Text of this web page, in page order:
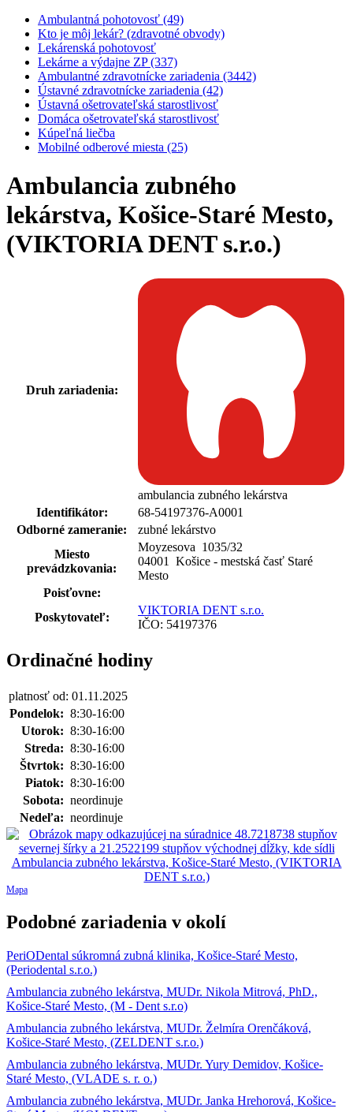
Ambulantná pohotovosť (49)
Kto je môj lekár? (zdravotné obvody)
Lekárenská pohotovosť
Lekárne a výdajne ZP (337)
Ambulantné zdravotnícke zariadenia (3442)
Ústavné zdravotnícke zariadenia (42)
Ústavná ošetrovateľská starostlivosť
Domáca ošetrovateľská starostlivosť
Kúpeľná liečba
Mobilné odberové miesta (25)
Ambulancia zubného
lekárstva, Košice-Staré Mesto,
(VIKTORIA DENT s.r.o.)
Druh zariadenia:
ambulancia zubného lekárstva
Identifikátor:
68-54197376-A0001
Odborné zameranie:
zubné lekárstvo
Miesto
prevádzkovania:
Moyzesova 1035/32
04001 Košice - mestská časť Staré
Mesto
Poisťovne:
Poskytovateľ:
VIKTORIA DENT s.r.o.
IČO: 54197376
Ordinačné hodiny
platnosť od: 01.11.2025
Pondelok: 8:30-16:00
Utorok: 8:30-16:00
Streda: 8:30-16:00
Štvrtok: 8:30-16:00
Piatok: 8:30-16:00
Sobota: neordinuje
Nedeľa: neordinuje
Mapa
Podobné zariadenia v okolí
PeriODental súkromná zubná klinika, Košice-Staré Mesto,
(Periodental s.r.o.)
Ambulancia zubného lekárstva, MUDr. Nikola Mitrová, PhD.,
Košice-Staré Mesto, (M - Dent s.r.o)
Ambulancia zubného lekárstva, MUDr. Želmíra Orenčáková,
Košice-Staré Mesto, (ZELDENT s.r.o.)
Ambulancia zubného lekárstva, MUDr. Yury Demidov, Košice-
Staré Mesto, (VLADE s. r. o.)
Ambulancia zubného lekárstva, MUDr. Janka Hrehorová, Košice-